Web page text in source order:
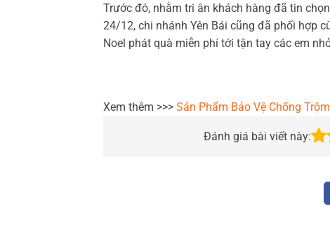
Trước đó, nhằm tri ân khách hàng đã tin
24/12, chi nhánh Yên Bái cũng đã phối hợp
Noel phát quà miễn phí tới tận tay các em
Xem thêm >>> Sản Phẩm Bảo Vệ Chống
Đánh giá bài viết này: